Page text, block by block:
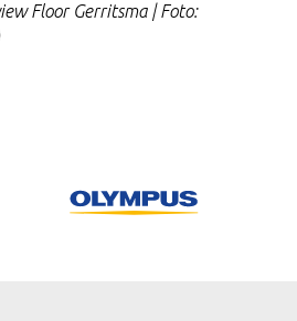
Floor Gerritsma | Foto: